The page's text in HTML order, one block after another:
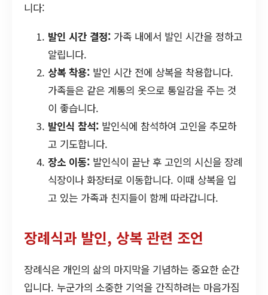
니다:
발인 시간 결정: 가족 내에서 발인 시간을 정하고
알립니다.
상복 착용: 발인 시간 전에 상복을 착용합니다.
가족들은 같은 계통의 옷으로 통일감을 주는 것
이 좋습니다.
발인식 참석: 발인식에 참석하여 고인을 추모하
고 기도합니다.
장소 이동: 발인식이 끝난 후 고인의 시신을 장례
식장이나 화장터로 이동합니다. 이때 상복을 입
고 있는 가족과 친지들이 함께 따라갑니다.
장례식과 발인, 상복 관련 조언
장례식은 개인의 삶의 마지막을 기념하는 중요한 순간
입니다. 누군가의 소중한 기억을 간직하려는 마음가짐